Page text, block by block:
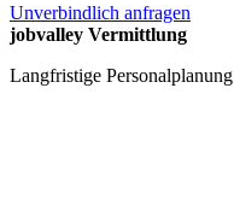
Unverbindlich anfragen
jobvalley Vermittlung
Langfristige Personalplanung